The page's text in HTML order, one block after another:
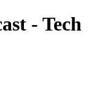
- Tech